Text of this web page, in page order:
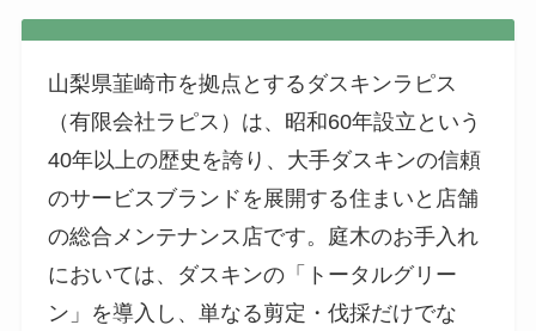
山梨県韮崎市を拠点とするダスキンラピス
（有限会社ラピス）は、昭和60年設立という
40年以上の歴史を誇り、大手ダスキンの信頼
のサービスブランドを展開する住まいと店舗
の総合メンテナンス店です。庭木のお手入れ
においては、ダスキンの「トータルグリー
ン」を導入し、単なる剪定・伐採だけでな